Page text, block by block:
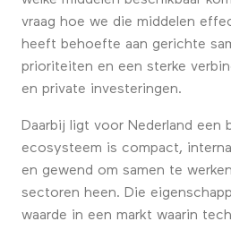
vraag hoe we die middelen
heeft behoefte aan gerichte
prioriteiten en een sterke
en private investeringen.
Daarbij ligt voor Nederland een
ecosysteem is compact,
en gewend om samen te
sectoren heen. Die
waarde in een markt waarin